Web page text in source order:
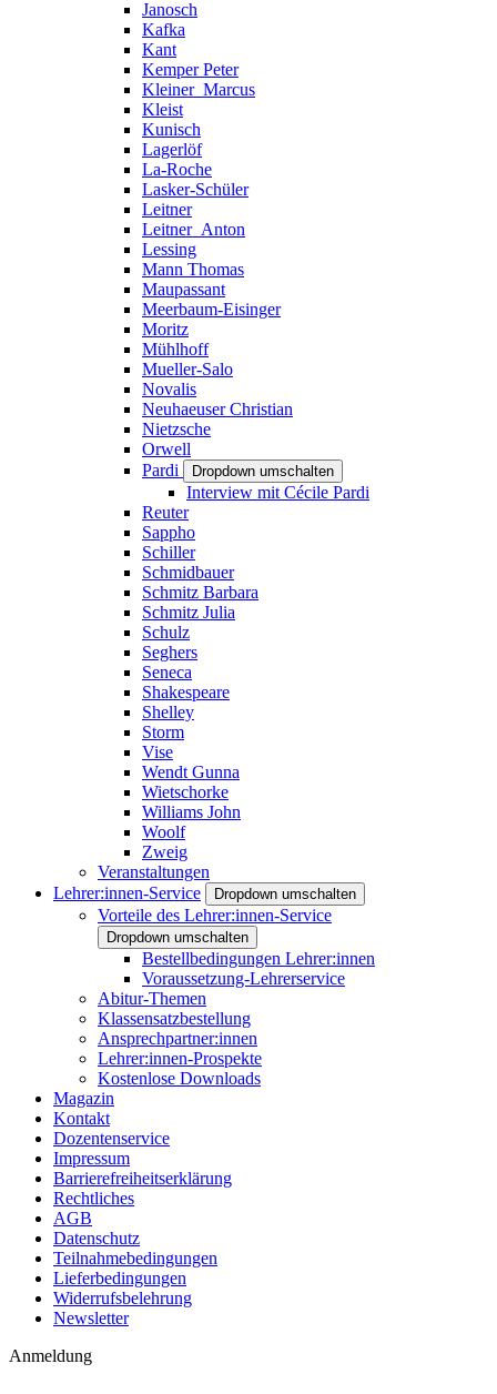
Janosch
Kafka
Kant
Kemper Peter
Kleiner_Marcus
Kleist
Kunisch
Lagerlöf
La-Roche
Lasker-Schüler
Leitner
Leitner_Anton
Lessing
Mann Thomas
Maupassant
Meerbaum-Eisinger
Moritz
Mühlhoff
Mueller-Salo
Novalis
Neuhaeuser Christian
Nietzsche
Orwell
Pardi
Dropdown umschalten
Interview mit Cécile Pardi
Reuter
Sappho
Schiller
Schmidbauer
Schmitz Barbara
Schmitz Julia
Schulz
Seghers
Seneca
Shakespeare
Shelley
Storm
Vise
Wendt Gunna
Wietschorke
Williams John
Woolf
Zweig
Veranstaltungen
Lehrer:innen-Service
Dropdown umschalten
Vorteile des Lehrer:innen-Service
Dropdown umschalten
Bestellbedingungen Lehrer:innen
Voraussetzung-Lehrerservice
Abitur-Themen
Klassensatzbestellung
Ansprechpartner:innen
Lehrer:innen-Prospekte
Kostenlose Downloads
Magazin
Kontakt
Dozentenservice
Impressum
Barrierefreiheitserklärung
Rechtliches
AGB
Datenschutz
Teilnahmebedingungen
Lieferbedingungen
Widerrufsbelehrung
Newsletter
Anmeldung